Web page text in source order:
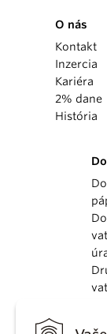
O nás
Kontakt
Inzercia
Kariéra
2% dane
História